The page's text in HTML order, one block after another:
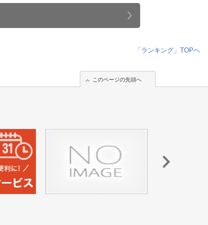
「ランキング」TOPへ
このページの先頭へ
このページの先頭へ